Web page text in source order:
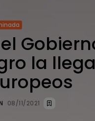
la
08/11/2021